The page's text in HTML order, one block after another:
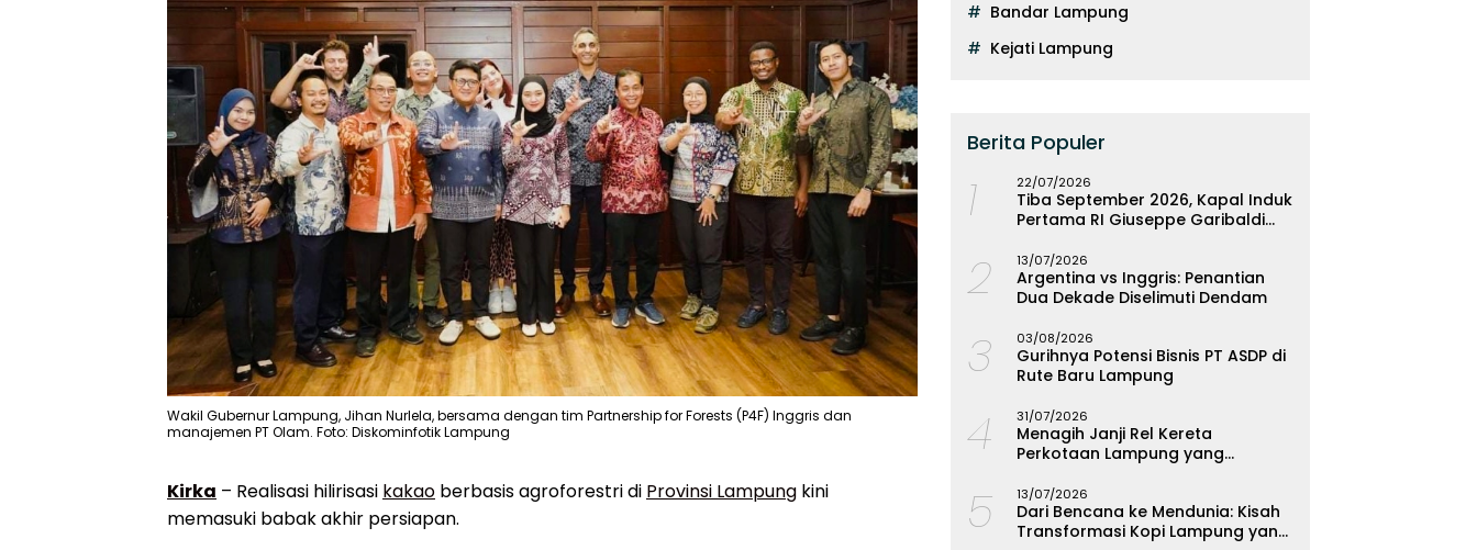
Wakil Gubernur Lampung, Jihan Nurlela, bersama dengan tim Partnership for Forests (P4F) Inggris dan
manajemen PT Olam. Foto: Diskominfotik Lampung
Kirka – Realisasi hilirisasi kakao berbasis agroforestri di Provinsi Lampung kini
memasuki babak akhir persiapan.
Bandar Lampung
Kejati Lampung
Berita Populer
1 22/07/2026
Tiba September 2026, Kapal Induk
Pertama RI Giuseppe Garibaldi
2 13/07/2026
Argentina vs Inggris: Penantian
Dua Dekade Diselimuti Dendam
3 03/08/2026
Gurihnya Potensi Bisnis PT ASDP di
Rute Baru Lampung
4 31/07/2026
Menagih Janji Rel Kereta
Perkotaan Lampung yang
5 13/07/2026
Dari Bencana ke Mendunia: Kisah
Transformasi Kopi Lampung yang